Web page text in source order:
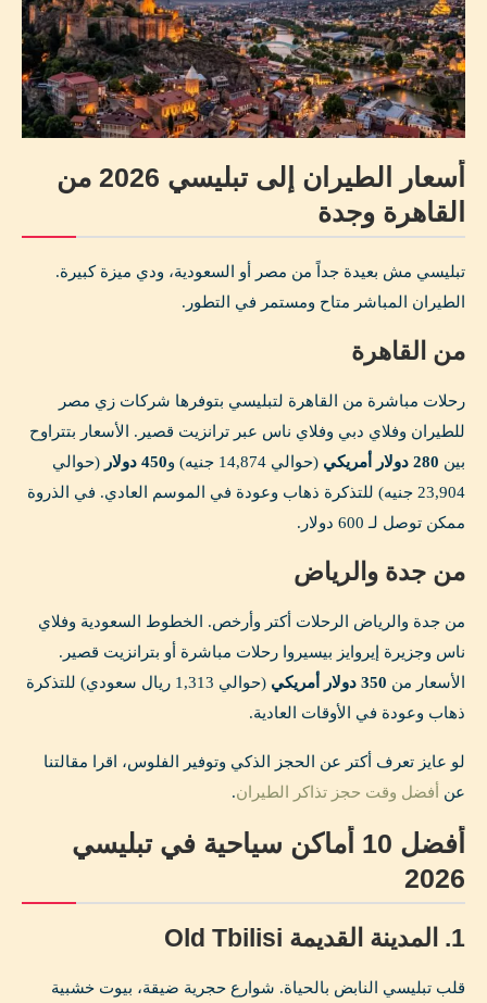
أسعار الطيران إلى تبليسي 2026 من
القاهرة وجدة
تبليسي مش بعيدة جداً من مصر أو السعودية، ودي ميزة كبيرة.
الطيران المباشر متاح ومستمر في التطور.
من القاهرة
رحلات مباشرة من القاهرة لتبليسي بتوفرها شركات زي مصر
للطيران وفلاي دبي وفلاي ناس عبر ترانزيت قصير. الأسعار بتتراوح
بين 280 دولار أمريكي (حوالي 14,874 جنيه) و 450 دولار
(حوالي
23,904 جنيه) للتذكرة ذهاب وعودة في الموسم العادي. في الذروة
ممكن توصل لـ 600 دولار.
من جدة والرياض
من جدة والرياض الرحلات أكتر وأرخص. الخطوط السعودية وفلاي
ناس وجزيرة إيروايز بيسيروا رحلات مباشرة أو بترانزيت قصير.
الأسعار من 350 دولار أمريكي
(حوالي 1,313 ريال سعودي) للتذكرة
ذهاب وعودة في الأوقات العادية.
لو عايز تعرف أكتر عن الحجز الذكي وتوفير الفلوس، اقرا مقالتنا
عن
أفضل وقت حجز تذاكر الطيران.
أفضل 10 أماكن سياحية في تبليسي
2026
1. المدينة القديمة Old Tbilisi
قلب تبليسي النابض بالحياة. شوارع حجرية ضيقة، بيوت خشبية